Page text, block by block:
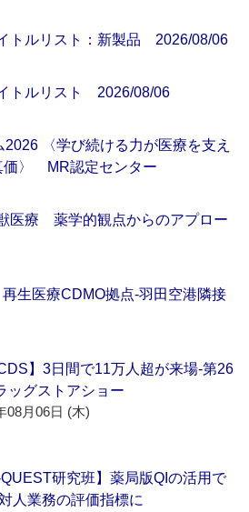
トルリスト：新製品 2026/08/06
トルリスト 2026/08/06
〈学び続ける力が医療を支え
価〉 MR認定センター
医療 薬学的観点からのアプロー
再生医療CDMO拠点‐羽田空港隣接
】3日間で11万人超が来場‐第26
ッグストアショー
08月06日 (木)
QUEST研究班】薬局版QIの活用で
人業務の評価指標に